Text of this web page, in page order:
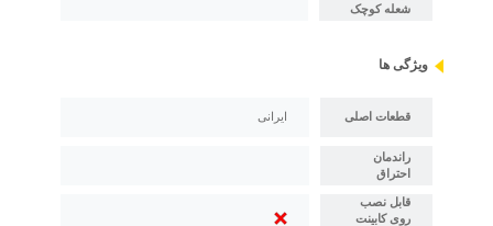
شعله کوچک
ویژگی ها
قطعات اصلی ایرانی
راندمان
احتراق
قابل نصب
روی کابینت